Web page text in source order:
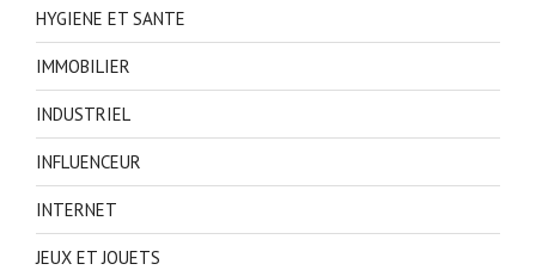
HYGIENE ET SANTE
IMMOBILIER
INDUSTRIEL
INFLUENCEUR
INTERNET
JEUX ET JOUETS